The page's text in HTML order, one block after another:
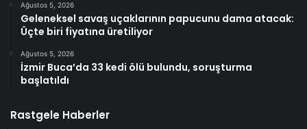
Ağustos 5, 2026
Geleneksel savaş uçaklarının papucunu dama atacak:
Üçte biri fiyatına üretiliyor
Ağustos 5, 2026
İzmir Buca’da 33 kedi ölü bulundu, soruşturma
başlatıldı
Rastgele Haberler